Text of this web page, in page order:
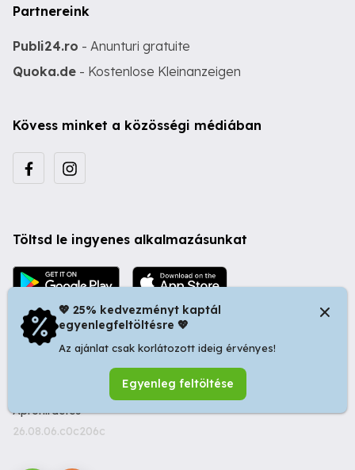
Partnereink
Publi24.ro - Anunturi gratuite
Quoka.de - Kostenlose Kleinanzeigen
Kövess minket a közösségi médiában
Töltsd le ingyenes alkalmazásunkat
© 2026 Startapró S.R.L. | Bulevardul Dacia nr 34, Oradea
410346, Romania | Tax ID: RO44483373 -
Ingyenes
Apróhirdetés
26.08.06.c0c206c
💖 25% kedvezményt kaptál
egyenlegfeltöltésre 💖
Az ajánlat csak korlátozott ideig érvényes!
Egyenleg feltöltése